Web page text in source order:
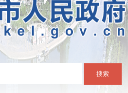
搜索